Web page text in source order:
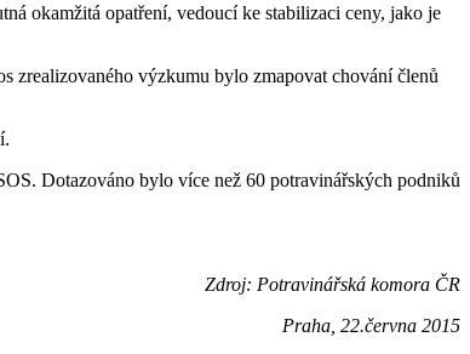
okamžitá opatření, vedoucí ke stabilizaci ceny, jako je
zrealizovaného výzkumu bylo zmapovat chování členů
Dotazováno bylo více než 60 potravinářských podniků
Zdroj: Potravinářská komora ČR
Praha, 22.června 2015